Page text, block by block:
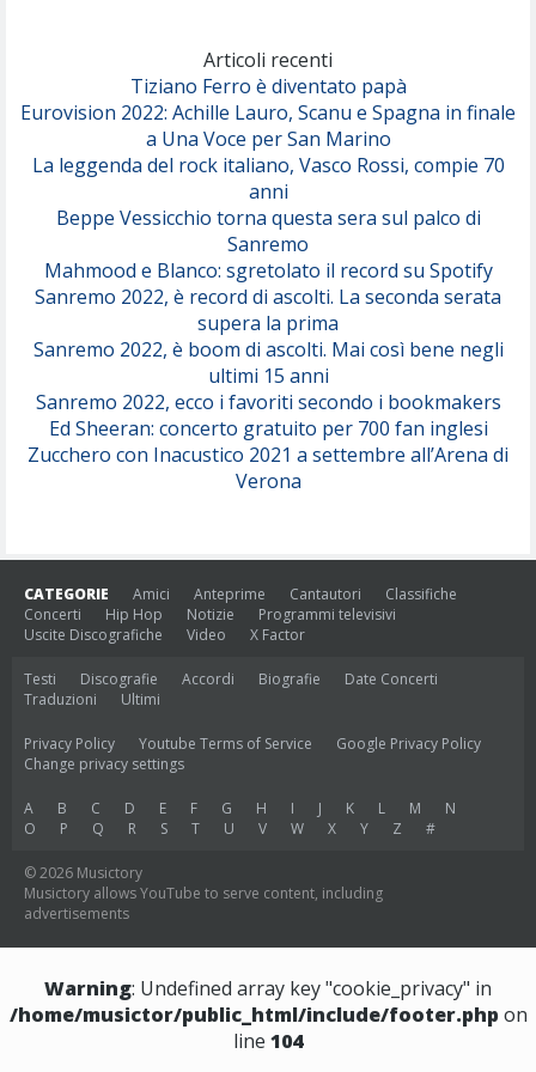
Serenamente
Articoli recenti
Tiziano Ferro è diventato papà
Eurovision 2022: Achille Lauro, Scanu e Spagna in finale
a Una Voce per San Marino
La leggenda del rock italiano, Vasco Rossi, compie 70
anni
Beppe Vessicchio torna questa sera sul palco di
Sanremo
Mahmood e Blanco: sgretolato il record su Spotify
Sanremo 2022, è record di ascolti. La seconda serata
supera la prima
Sanremo 2022, è boom di ascolti. Mai così bene negli
ultimi 15 anni
Sanremo 2022, ecco i favoriti secondo i bookmakers
Ed Sheeran: concerto gratuito per 700 fan inglesi
Zucchero con Inacustico 2021 a settembre all’Arena di
Verona
CATEGORIE Amici Anteprime Cantautori
Classifiche
Concerti
Hip Hop Notizie
Programmi televisivi
Uscite Discografiche
Video X Factor
Testi Discografie Accordi Biografie
Date Concerti
Traduzioni
Ultimi
Privacy Policy Youtube Terms of Service
Google Privacy Policy
Change privacy settings
A B C D E F G H I J K L M
N
O
P Q R S T U V W X Y Z #
© 2026 Musictory
Musictory allows YouTube to serve content, including
advertisements
Warning: Undefined array key "cookie_privacy" in
/home/musictor/public_html/include/footer.php on
line 104